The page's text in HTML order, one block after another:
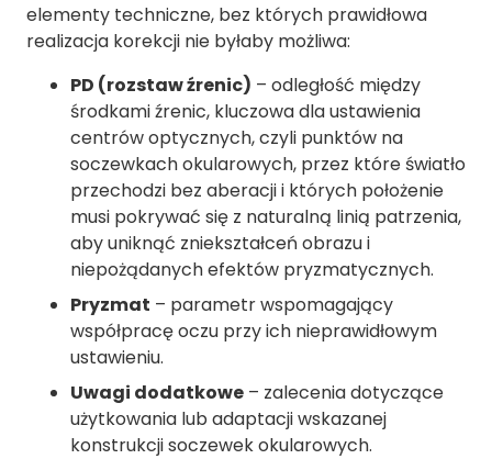
elementy techniczne, bez których prawidłowa
realizacja korekcji nie byłaby możliwa:
PD (rozstaw źrenic) – odległość między
środkami źrenic, kluczowa dla ustawienia
centrów optycznych, czyli punktów na
soczewkach okularowych, przez które światło
przechodzi bez aberacji i których położenie
musi pokrywać się z naturalną linią patrzenia,
aby uniknąć zniekształceń obrazu i
niepożądanych efektów pryzmatycznych.
Pryzmat – parametr wspomagający
współpracę oczu przy ich nieprawidłowym
ustawieniu.
Uwagi dodatkowe – zalecenia dotyczące
użytkowania lub adaptacji wskazanej
konstrukcji soczewek okularowych.